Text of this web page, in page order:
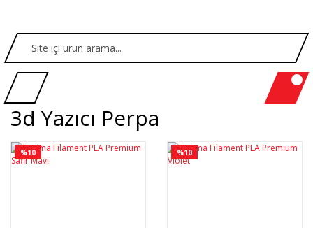
3d Yazıcı Perpa
%10 %10